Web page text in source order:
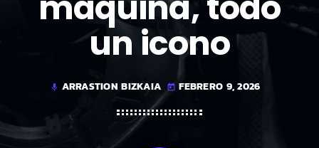
un icono
mic ARRASTION BIZKAIA today FEBRERO 9, 2026